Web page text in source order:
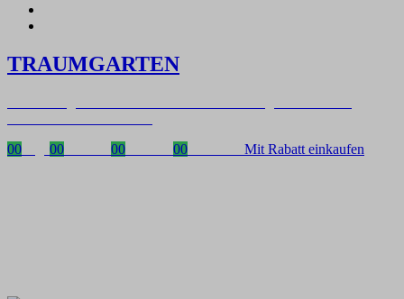
TRAUMGARTEN
00
00 00 00 Mit Rabatt einkaufen